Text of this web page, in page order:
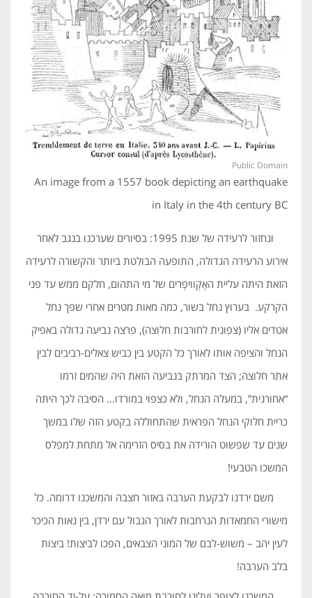
Public Domain
An image from a 1557 book depicting an earthquake
in Italy in the 4th century BC
ונחזור לרעידה של שנת 1995: בסיורים שערכנו בנגב לאחר
אירוע הרעידה הגדולה, התופעה הבולטת ביותר והקשורה לרעידה
הזאת היתה עליית האֶקְוויפֶרים של מי התהום, חלקם ממש עד פני
הקרקע. בערוץ נחל בשור, כמה מאות מטרים אחרי שפך נחל
אטדים אליו (צפונית לחורבות חלוצה), פרצה נביעה גדולה באפיק
הנחל והציפה אותו לאורך כל הקטע בין כביש צאלים-רביבים לבין
אתר חלוצה; הצד המרתק בנביעה הזאת היה שהמים זרמו
“אחורנית”, במעלה הנחל, ולא כצפוי במורדו… הסיבה לכך היתה
כריית חלוקי הנחל הפראית שהתחוללה בקטע הזה שלו במשך
שנים עד שפשוט הורידה את בסיס הזרימה אל מתחת למפלס
המשכו הטבעי!
משם ירדנו לבקעת הערבה באזור חצבה והמשכנו דרומה. כל
מישורי החמאדות הנרחבות לאורך הגבול עם ירדן, בין נאות הכיכר
לעין יהב – משוש-לבם של המוני הצבאים, הפכו לביצות! ביצות
בלב הערבה!